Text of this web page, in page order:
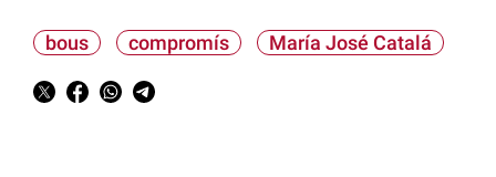
bous compromís María José Catalá